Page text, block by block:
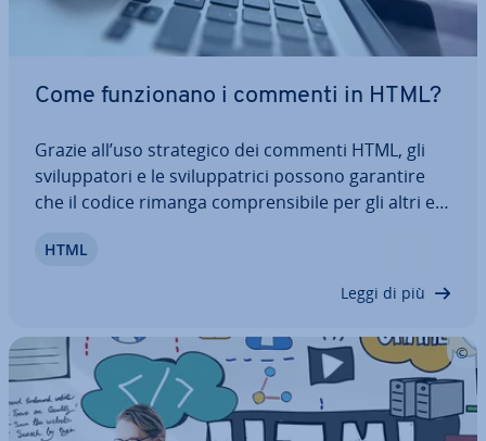
Come fun­zio­na­no i commenti in HTML?
Grazie all’uso stra­te­gi­co dei commenti HTML, gli
svi­lup­pa­to­ri e le svi­lup­pa­tri­ci possono garantire
che il codice rimanga com­pren­si­bi­le per gli altri e
apportate più fa­cil­men­te. Scopri a cosa bisogna
HTML
Leggi di più